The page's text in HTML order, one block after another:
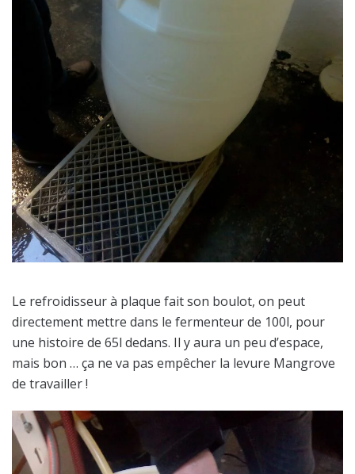
Le refroidisseur à plaque fait son boulot, on peut
directement mettre dans le fermenteur de 100l, pour
une histoire de 65l dedans. Il y aura un peu d’espace,
mais bon … ça ne va pas empêcher la levure Mangrove
de travailler !